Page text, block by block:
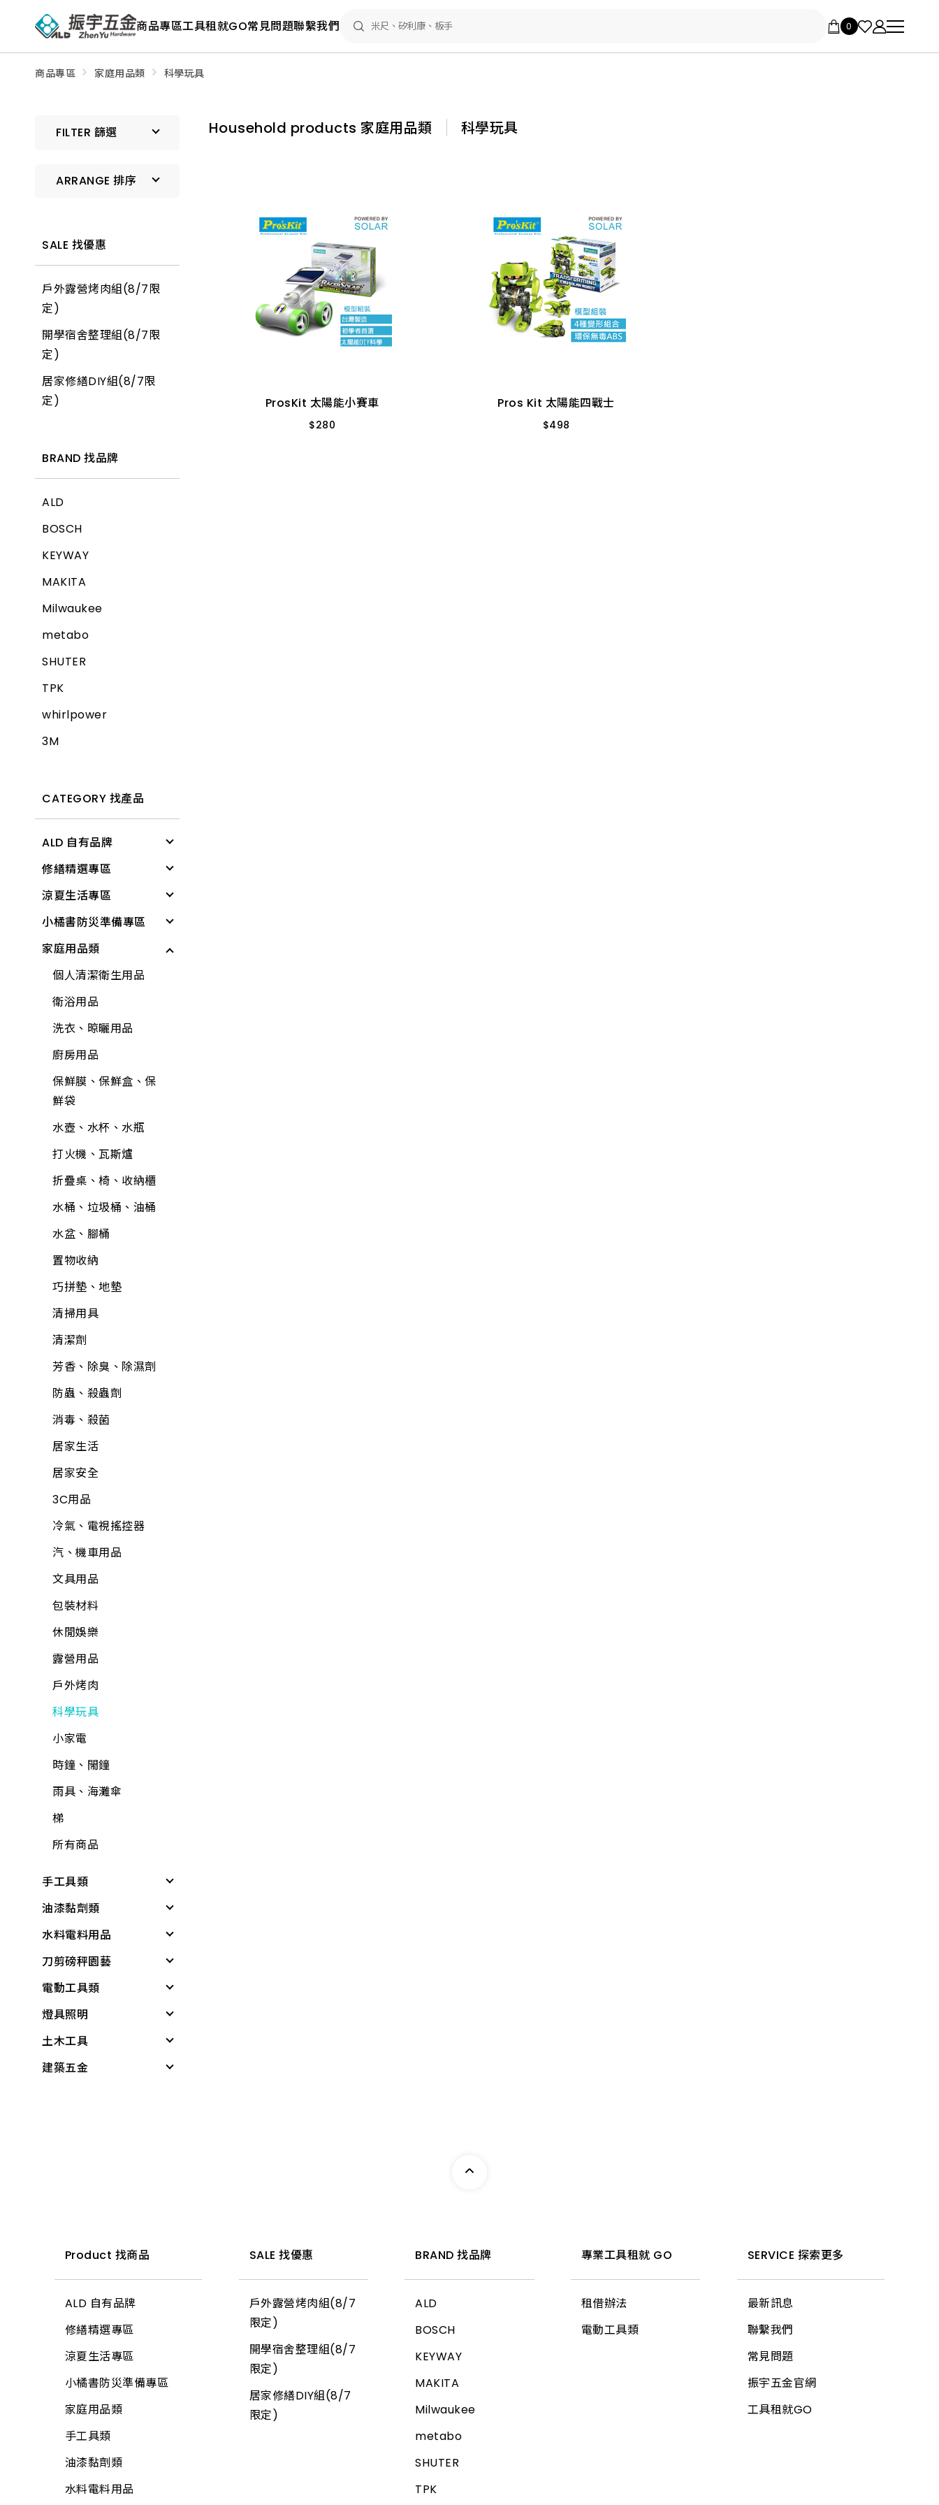
專
商品專區工具租就GO常見問題聯繫我們
商品專區 家庭用品類 科學玩具
FILTER 篩選
ARRANGE 排序
上架時間 由舊到新
產品價格 從低到高
產品價格 從高到低
SALE 找優惠
戶外露營烤肉組(8/7限
定)
開學宿舍整理組(8/7限
定)
居家修繕DIY組(8/7限
定)
BRAND 找品牌
ALD
BOSCH
KEYWAY
MAKITA
Milwaukee
metabo
SHUTER
TPK
whirlpower
3M
CATEGORY 找產品
ALD 自有品牌
清潔用具
電燈
文具用品
個人清潔衛生用品
居家生活
雨具
廚房用具
蓮蓬頭、沖洗器
電動起子機
水泥砂、填縫劑
稀釋劑
木器漆
工具組
水龍頭組
加壓機、抽水機
包裝材料
平面砂輪機、切斷
機、附件
各式剪刀
ALD延長線
油漆工具
矽利康、填縫膠
氣動工具、附件
逆滲透、淨水器、過
濾器、逆滲透附件
清掃用具
塑鋼土
鉗
電線
電鑽附件
螺絲.壁虎(膨脹螺絲)
所有商品
修繕精選專區
修繕工具
工作防護
居家生活
所有商品
涼夏生活專區
涼感降溫
戶外遮陽
夏季防護
夏日清爽
所有商品
小橘書防災準備專區
緊急照明與多功能工
具
基本工具與應變器材
繩索與固定材料
個人防護與安全
儲水與應急用品
所有商品
家庭用品類
個人清潔衛生用品
衛浴用品
洗衣、晾曬用品
廚房用品
保鮮膜、保鮮盒、保
鮮袋
水壺、水杯、水瓶
打火機、瓦斯爐
折疊桌、椅、收納櫃
水桶、垃圾桶、油桶
水盆、腳桶
置物收納
巧拼墊、地墊
清掃用具
清潔劑
芳香、除臭、除濕劑
防蟲、殺蟲劑
消毒、殺菌
居家生活
居家安全
3C用品
冷氣、電視搖控器
汽、機車用品
文具用品
包裝材料
休閒娛樂
露營用品
戶外烤肉
科學玩具
小家電
時鐘、閙鐘
雨具、海灘傘
梯
所有商品
手工具類
螺絲起子
板手
套筒工具
工具組
鉗
剪
鑷子
清洗劑
吊掛用品
護具
所有商品
油漆黏劑類
黏劑
塑鋼土
矽利康、填縫劑
稀釋劑
水泥漆、乳膠漆
調合漆、油漆
黏劑工具
研磨工具
牛油、潤滑油
所有商品
水料電料用品
水龍頭組
龍頭組附件
蓮蓬頭、沖洗器
水龍頭
外牙、三通
馬桶、水箱附件
鏡箱
抽排風機
逆滲透、淨水器、過
濾器、逆滲透配件
熱水器、附件
洗衣機附件
冷氣附件
水塔、水塔附件
水管夾具(管束、管
刀剪磅秤園藝
各式剪刀
各式刀具
磅秤、電子秤
花盆
捕蟲網
防曬用品
固定繩、鍊
所有商品
電動工具類
電動工具
電鑽
電鑽附件
木機具、附件
砂輪機、附件
毛輪機、附件
吸塵器、附件
農機具、附件
其它電動工具
焊接機具、附件
氣動工具、附件
加壓機、抽水機
燈具照明
其他燈具
感應燈具
小燈泡
所有商品
土木工具
無塵室商品
鏟、扒
推水、土平、杓
土地界標
彎筋拉桿
畚箕
抹刀、推刀
補杯、漆刀
水泥、磁磚用具
鑿刀
建築五金
天花板
地磚
玻璃
信箱
鉤類
螺絲
自功螺絲
壁虎(膨脹螺絲)
板模線材
線材
Household products 家庭用品類 科學玩具
ProsKit 太陽能小賽車
$280
ProsKit 太陽能小賽車
Pros Kit 太陽能四戰士
$498
Pros Kit 太陽能四戰士
Product 找商品
ALD 自有品牌
修繕精選專區
涼夏生活專區
小橘書防災準備專區
家庭用品類
手工具類
油漆黏劑類
水料電料用品
SALE 找優惠
戶外露營烤肉組(8/7
限定)
開學宿舍整理組(8/7
限定)
居家修繕DIY組(8/7
限定)
BRAND 找品牌
ALD
BOSCH
KEYWAY
MAKITA
Milwaukee
metabo
SHUTER
TPK
專業工具租就 GO
租借辦法
電動工具類
SERVICE 探索更多
最新訊息
聯繫我們
常見問題
振宇五金官網
工具租就GO